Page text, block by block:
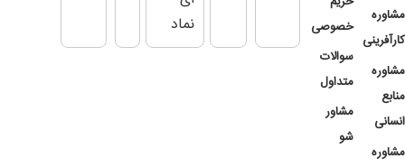
مشاوره
کارآفرینی
مشاوره
منابع
انسانی
مشاوره
خصوصی
سوالات
متداول
مشاور
شو